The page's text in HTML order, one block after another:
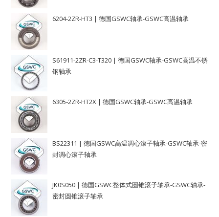
6204-2ZR-HT3 | 德国GSWC轴承-GSWC高温轴承
S61911-2ZR-C3-T320 | 德国GSWC轴承-GSWC高温不锈
钢轴承
6305-2ZR-HT2X | 德国GSWC轴承-GSWC高温轴承
BS22311 | 德国GSWC高温调心滚子轴承-GSWC轴承-密
封调心滚子轴承
JK0S050 | 德国GSWC整体式圆锥滚子轴承-GSWC轴承-
密封圆锥滚子轴承